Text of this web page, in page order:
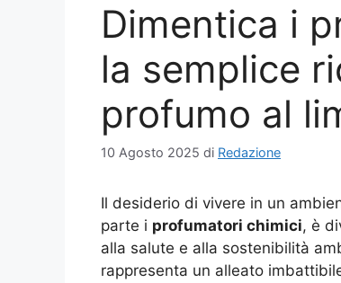
Dimentica i
la semplice
profumo al
10 Agosto 2025 di Redazione
Il desiderio di vivere in un
parte i profumatori chimici, è
alla salute e alla sostenibilità
rappresenta un alleato